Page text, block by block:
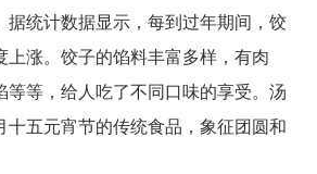
据统计数据显示，每到过年期间，饺
上涨。饺子的馅料丰富多样，有肉
等等，给人吃了不同口味的享受。汤
十五元宵节的传统食品，象征团圆和